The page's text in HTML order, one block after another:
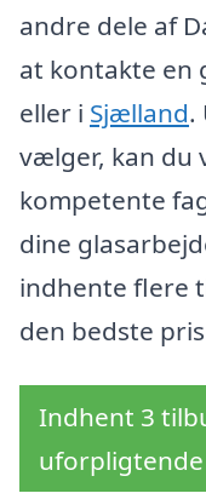
andre dele af
at kontakte en
eller i Sjælland.
vælger, kan du
kompetente
dine
indhente flere
den bedste
Indhent 3
uforpligtende